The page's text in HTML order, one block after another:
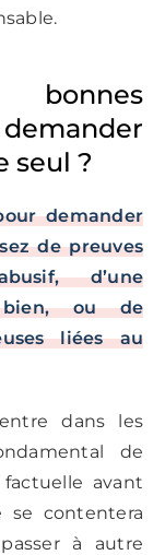
seul ?
demander
de preuves
d’une
bien, ou de
liées au
dans les
de
avant
se contentera
à autre